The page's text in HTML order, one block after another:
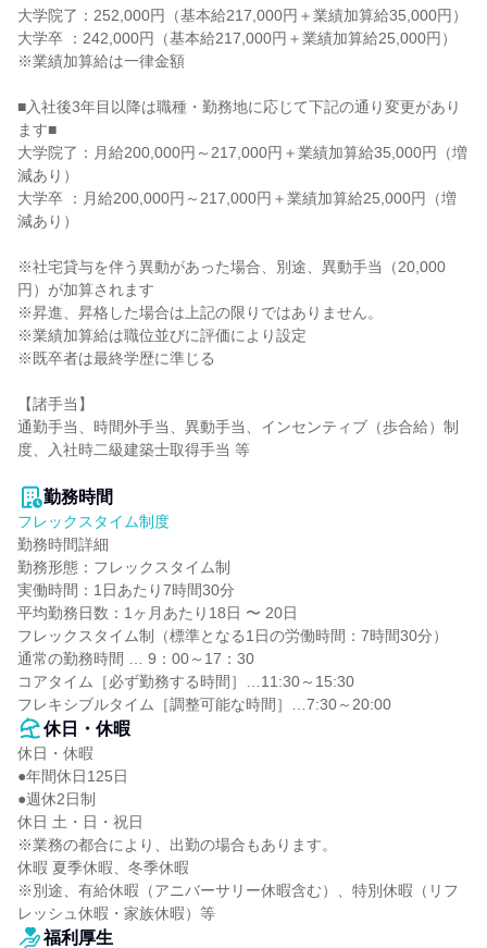
大学院了：252,000円（基本給217,000円＋業績加算給35,000円）
大学卒 ：242,000円（基本給217,000円＋業績加算給25,000円）
※業績加算給は一律金額
■入社後3年目以降は職種・勤務地に応じて下記の通り変更があり
ます■
大学院了：月給200,000円～217,000円＋業績加算給35,000円（増
減あり）
大学卒 ：月給200,000円～217,000円＋業績加算給25,000円（増
減あり）
※社宅貸与を伴う異動があった場合、別途、異動手当（20,000
円）が加算されます
※昇進、昇格した場合は上記の限りではありません。
※業績加算給は職位並びに評価により設定
※既卒者は最終学歴に準じる
【諸手当】
通勤手当、時間外手当、異動手当、インセンティブ（歩合給）制
度、入社時二級建築士取得手当 等
勤務時間
フレックスタイム制度
勤務時間詳細
勤務形態：フレックスタイム制
実働時間：1日あたり7時間30分
平均勤務日数：1ヶ月あたり18日 〜 20日
フレックスタイム制（標準となる1日の労働時間：7時間30分）
通常の勤務時間 … 9：00～17：30
コアタイム［必ず勤務する時間］…11:30～15:30
フレキシブルタイム［調整可能な時間］…7:30～20:00
休日・休暇
休日・休暇
●年間休日125日
●週休2日制
休日 土・日・祝日
※業務の都合により、出勤の場合もあります。
休暇 夏季休暇、冬季休暇
※別途、有給休暇（アニバーサリー休暇含む）、特別休暇（リフ
レッシュ休暇・家族休暇）等
福利厚生